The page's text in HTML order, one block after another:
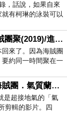
，話說，如果自來
有柯琳的泳裝可以
【嫑私會人妻】2266海賊團聚(2019)/進擊の小屁孩|大直美麗華|石壁家|無印良品。
回來了。因為海賊團
約同一時間聚在一
【致青春-EP02】2266海賊團．氣質蘭陽行(2004)/綠色博覽會都已經辦20年了。
是超接地氣的「氣
剪輯的影片。四